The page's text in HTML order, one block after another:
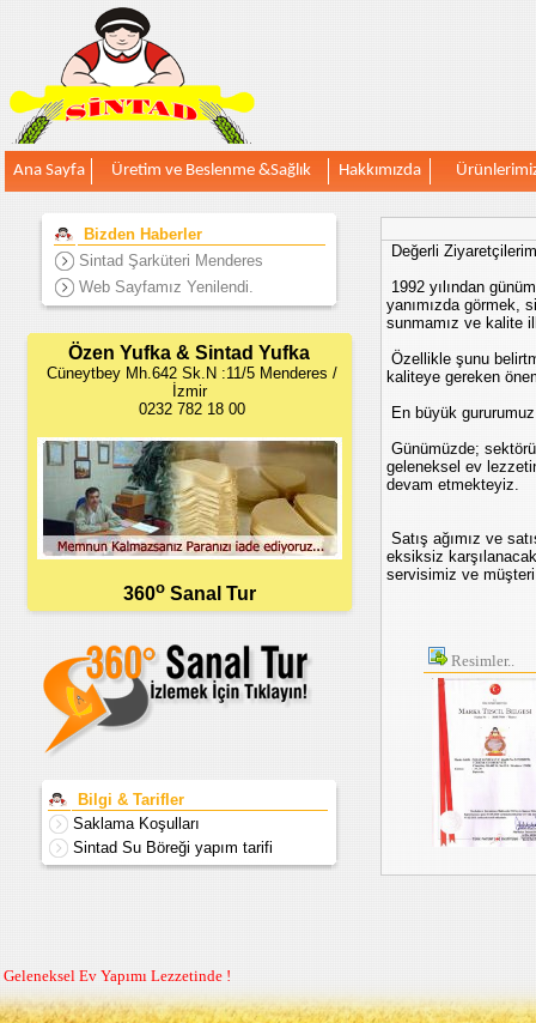
Ana Sayfa Üretim ve Beslenme &Sağlık Hakkımızda
Bizden Haberler
Sintad Şarküteri Menderes
Web Sayfamız Yenilendi.
Özen Yufka & Sintad Yufka
Cüneytbey Mh.642 Sk.N :11/5 Menderes /
İzmir
0232 782 18 00
360oSanal Tur
Bilgi & Tarifler
Saklama Koşulları
Sintad Su Böreği yapım tarifi
Değerli
1992 yılından
yanımızda görmek,
sunmamız ve kalite
Özellikle şunu
kaliteye gereken
En büyük
Günümüzde;
geleneksel ev
devam etmekteyiz.
Satış ağımız ve
eksiksiz
servisimiz ve
Resimler..
Geleneksel Ev Yapımı Lezzetinde !